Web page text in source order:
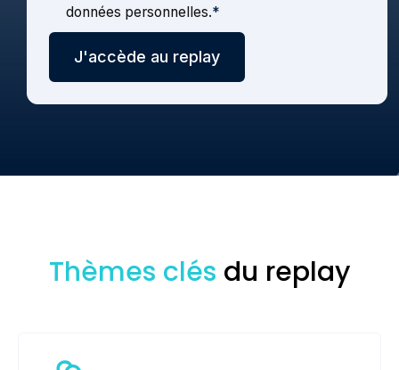
données personnelles.*
Thèmes clés du replay